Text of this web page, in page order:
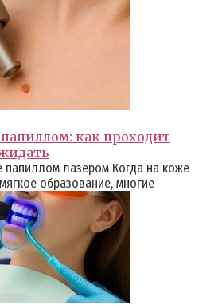
как проходит
папиллом лазером Когда на коже
образование, многие